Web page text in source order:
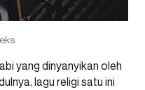
yang dinyanyikan oleh
lagu religi satu ini